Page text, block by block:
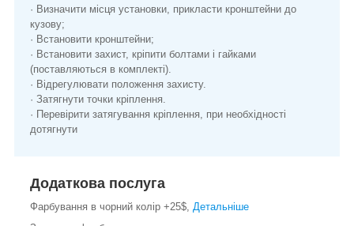
· Визначити місця установки, прикласти кронштейни до
кузову;
· Встановити кронштейни;
· Встановити захист, кріпити болтами і гайками
(поставляються в комплекті).
· Відрегулювати положення захисту.
· Затягнути точки кріплення.
· Перевірити затягування кріплення, при необхідності
дотягнути
Додаткова послуга
Фарбування в чорний колір +25$, Детальніше